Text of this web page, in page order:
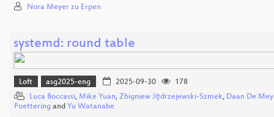
Nora Meyer zu Erpen
systemd: round table
Loft asg2025-eng 2025-09-30
178
Luca Boccassi, Mike Yuan, Zbigniew Jędrzejewski-Szmek, Daan De
Poettering and Yu Watanabe